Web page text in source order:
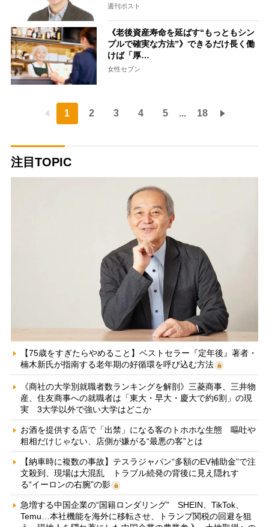
週刊ポスト
《老後資産寿命を延ばす“もっともシン
プルで確実な方法”》できるだけ長く働
けば「厚…
女性セブン
1 2 3 4 5 ... 18
注目TOPIC
【75歳をすぎたらやめること】ベストセラー『定年後』著者・
楠木新氏が指南する老年期の好循環を呼び込む方法
《商社の大学別就職者数ランキングを解剖》三菱商事、三井物
産、住友商事への就職者は「東大・早大・慶大で約6割」の現
実 3大学以外で強い大学はどこか
お酒を提供する店で「出禁」になる客のトホホな生態 嘔吐や
粗相だけじゃない、店側が嫌がる“最悪の客”とは
【納車時に複数の事故】テスラジャパン“多額のEV補助金”で注
文殺到、現場は大混乱 トラブル続発の背後に見え隠れす
る“イーロンの右腕”の影
急増する中国企業の“国籍ロンダリング” SHEIN、TikTok、
Temu…本社機能を海外に移転させ、トランプ関税の回避を狙